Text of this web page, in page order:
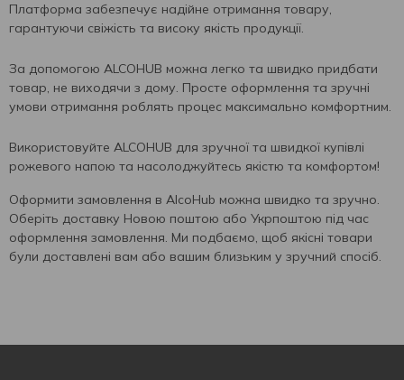
Платформа забезпечує надійне отримання товару,
гарантуючи свіжість та високу якість продукції.
За допомогою ALCOHUB можна легко та швидко придбати
товар, не виходячи з дому. Просте оформлення та зручні
умови отримання роблять процес максимально комфортним.
Використовуйте ALCOHUB для зручної та швидкої купівлі
рожевого напою та насолоджуйтесь якістю та комфортом!
Оформити замовлення в AlcoHub можна швидко та зручно.
Оберіть доставку Новою поштою або Укрпоштою під час
оформлення замовлення. Ми подбаємо, щоб якісні товари
були доставлені вам або вашим близьким у зручний спосіб.